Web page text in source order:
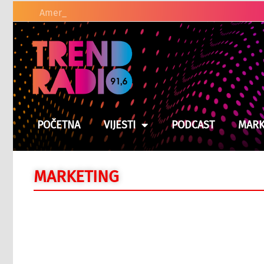
Američki zakonodavci tra
POČETNA VIJESTI PODCAST
MARKETING